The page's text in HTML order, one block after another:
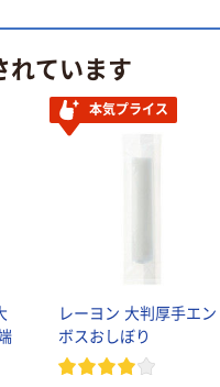
れています
本気プライス
レーヨン 大判厚手エン
ボスおしぼり